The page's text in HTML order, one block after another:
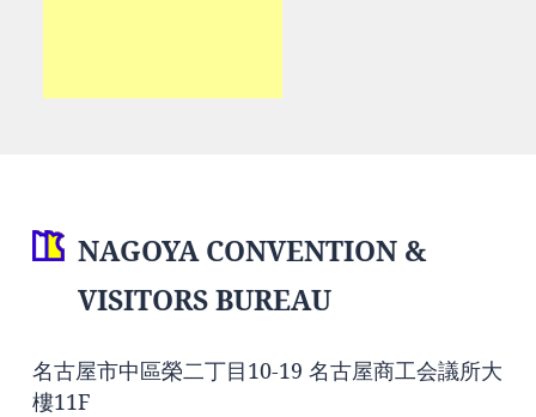
NAGOYA CONVENTION &
VISITORS BUREAU
名古屋市中區榮二丁目10-19 名古屋商工会議所大
樓11F